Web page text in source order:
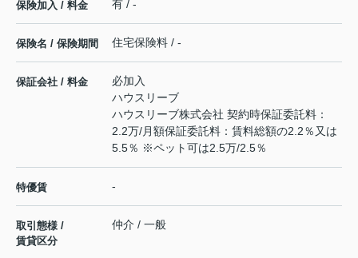
保険加入 / 料金 有 / -
保険名 / 保険期間 住宅保険料 / -
保証会社 / 料金
必加入
ハウスリーブ
ハウスリーブ株式会社 契約時保証委託料：
2.2万/月額保証委託料：賃料総額の2.2％又は
5.5％ ※ペット可は2.5万/2.5％
特優賃 -
取引態様 /
賃貸区分
仲介 / 一般